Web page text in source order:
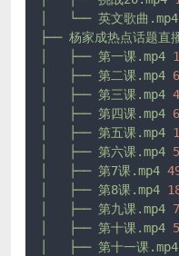
└── 英文歌曲.mp4
├── 杨家成热点话题直
├── 第一课.mp4
├── 第二课.mp4
├── 第三课.mp4
├── 第四课.mp4
├── 第五课.mp4
├── 第六课.mp4
├── 第7课.mp4
├── 第8课.mp4
├── 第九课.mp4
├── 第十课.mp4
├── 第十一课.mp4